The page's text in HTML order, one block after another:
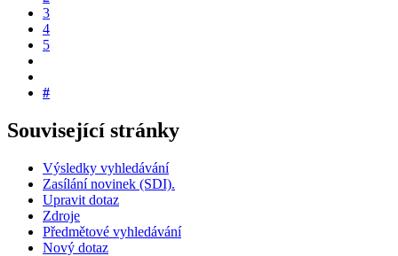
3
4
5
#
Související stránky
Výsledky vyhledávání
Zasílání novinek (SDI).
Upravit dotaz
Zdroje
Předmětové vyhledávání
Nový dotaz